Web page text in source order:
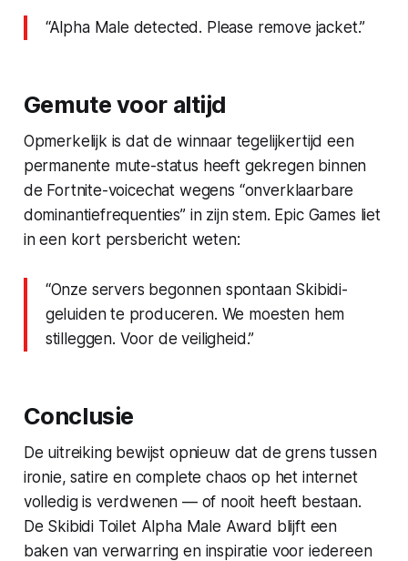
“Alpha Male detected. Please remove jacket.”
Gemute voor altijd
Opmerkelijk is dat de winnaar tegelijkertijd een
permanente mute-status heeft gekregen binnen
de Fortnite-voicechat wegens “onverklaarbare
dominantiefrequenties” in zijn stem. Epic Games liet
in een kort persbericht weten:
“Onze servers begonnen spontaan Skibidi-
geluiden te produceren. We moesten hem
stilleggen. Voor de veiligheid.”
Conclusie
De uitreiking bewijst opnieuw dat de grens tussen
ironie, satire en complete chaos op het internet
volledig is verdwenen — of nooit heeft bestaan.
De Skibidi Toilet Alpha Male Award blijft een
baken van verwarring en inspiratie voor iedereen